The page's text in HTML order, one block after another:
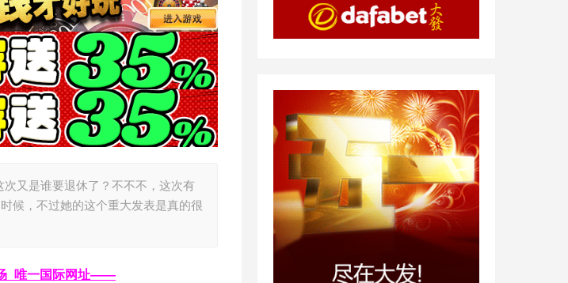
又是谁要退休了？不不不，这次有
候，不过她的这个重大发表是真的很
_唯一国际网址——